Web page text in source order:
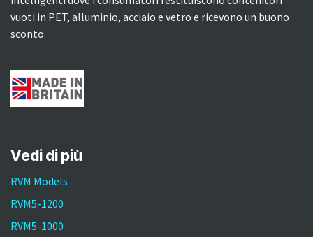
vuoti in PET, alluminio, acciaio e vetro e ricevono un buono
sconto.
Vedi di più
RVM Models
RVM5-1200
RVM5-1000